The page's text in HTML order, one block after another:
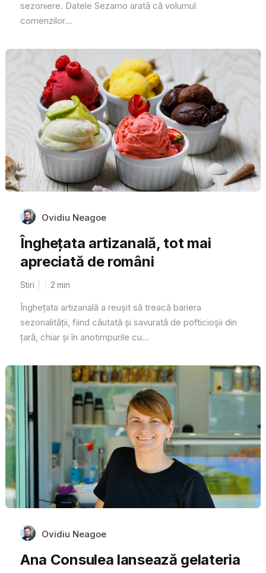
sezoniere. Datele Sezamo arată că volumul
comenzilor...
Ovidiu Neagoe
Înghețata artizanală, tot mai
apreciată de români
Stiri 2 min
Înghețata artizanală a reușit să treacă bariera
sezonalității, fiind căutată și savurată de pofticioșii din
țară, chiar și în anotimpurile cu...
Ovidiu Neagoe
Ana Consulea lansează gelateria